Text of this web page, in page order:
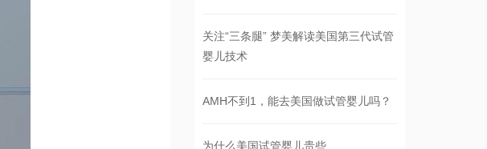
关注“三条腿” 梦美解读美国第三代试管
婴儿技术
AMH不到1，能去美国做试管婴儿吗？
为什么美国试管婴儿贵些